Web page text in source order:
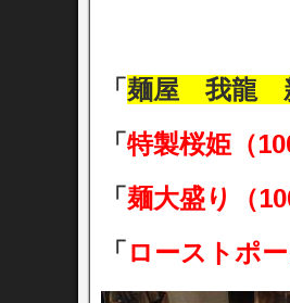
「 麺屋 我龍
「 特製桜姫（
「 麺大盛り（
「 ローストポ